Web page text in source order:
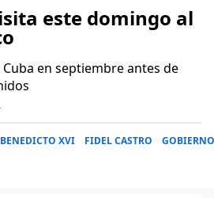
este domingo al
en septiembre antes de
BENEDICTO XVI FIDEL CASTRO